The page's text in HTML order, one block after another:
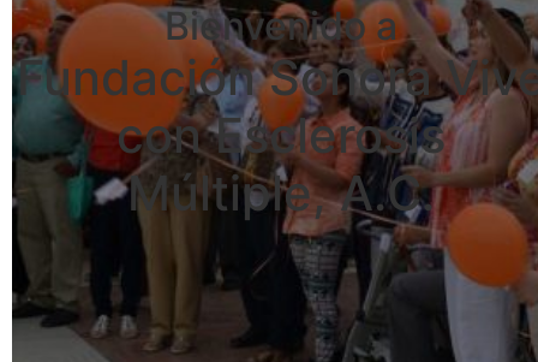
Bienvenido a
Fundación Sonora
con Esclerosis
Múltiple, A.C.